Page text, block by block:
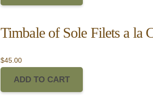
Timbale of Sole Filets a la
$45.00
ADD TO CART